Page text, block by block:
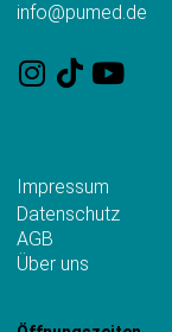
info@pumed.de
Impressum
Datenschutz
AGB
Über uns